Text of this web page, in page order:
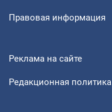
Правовая информация
Реклама на сайте
Редакционная политика